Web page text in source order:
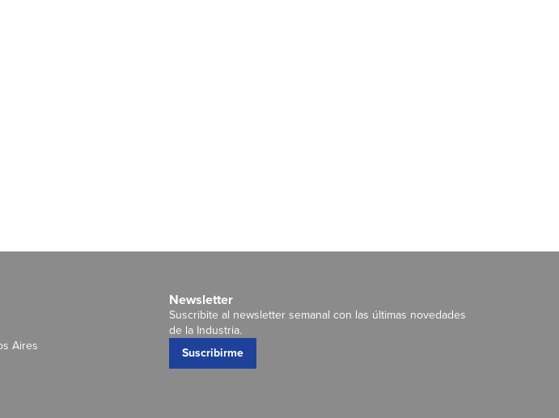
Aires
Newsletter
Suscribite al newsletter semanal con las últimas novedades
de la Industria.
Suscribirme